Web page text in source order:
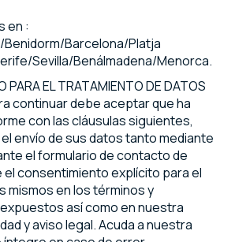
en :
Barcelona/Platja
Sevilla/Benálmadena/Menorca.
PARA EL TRATAMIENTO DE DATOS
continuar debe aceptar que ha
con las cláusulas siguientes,
envío de sus datos tanto mediante
el formulario de contacto de
consentimiento explícito para el
mismos en los términos y
así como en nuestra
y aviso legal. Acuda a nuestra